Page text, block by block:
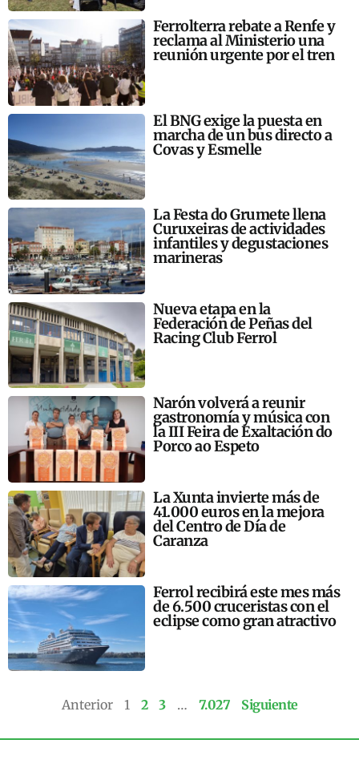
Ferrolterra rebate a Renfe y
reclama al Ministerio una
reunión urgente por el tren
El BNG exige la puesta en
marcha de un bus directo a
Covas y Esmelle
La Festa do Grumete llena
Curuxeiras de actividades
infantiles y degustaciones
marineras
Nueva etapa en la
Federación de Peñas del
Racing Club Ferrol
Narón volverá a reunir
gastronomía y música con
la III Feira de Exaltación do
Porco ao Espeto
La Xunta invierte más de
41.000 euros en la mejora
del Centro de Día de
Caranza
Ferrol recibirá este mes más
de 6.500 cruceristas con el
eclipse como gran atractivo
Anterior 1 2 3 … 7.027 Siguiente